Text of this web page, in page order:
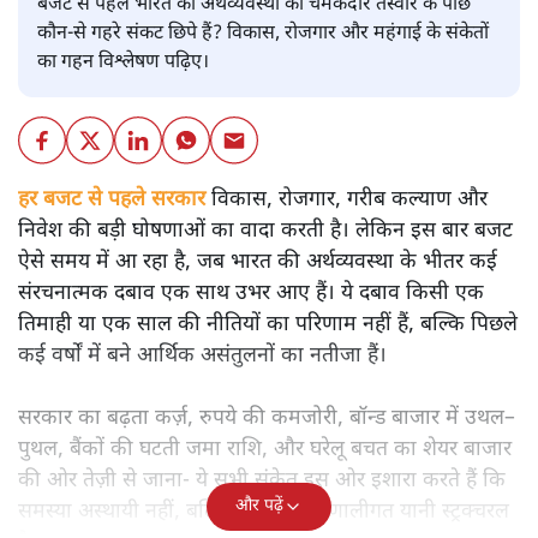
शीतल पी. सिंह
बजट से पहले भारत की अर्थव्यवस्था की चमकदार तस्वीर के पीछे
कौन-से गहरे संकट छिपे हैं? विकास, रोजगार और महंगाई के संकेतों
का गहन विश्लेषण पढ़िए।
हर बजट से पहले सरकारविकास, रोजगार, गरीब कल्याण और
निवेश की बड़ी घोषणाओं का वादा करती है। लेकिन इस बार बजट